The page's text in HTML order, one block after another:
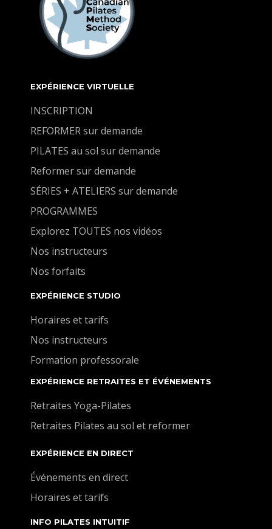
EXPÉRIENCE VIRTUELLE
INSCRIPTION
REFORMER sur demande
PILATES au sol sur demande
Reformer sur demande
SÉRIES + ATELIERS sur demande
PROGRAMMES
Explorez TOUTES nos vidéos
Nos instructeurs
Nos forfaits
EXPÉRIENCE STUDIO
Horaires et tarifs
Nos instructeurs
Formation professorale
EXPÉRIENCE RETRAITES ET ÉVÉNEMENTS
Retraites Yoga-Pilates
Retraites Pilates au sol et reformer
EXPÉRIENCE EN DIRECT
Événements en direct
Horaires et tarifs
INFO PILATES INTUITIF